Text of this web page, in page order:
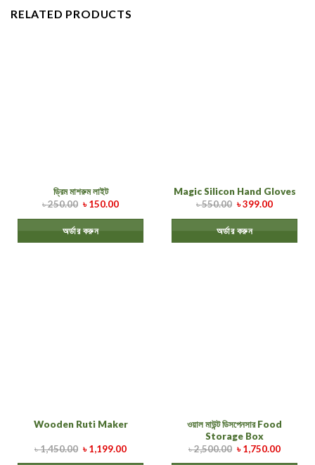
RELATED PRODUCTS
ড্রিম মাশরুম লাইট
৳250.00 ৳150.00
অর্ডার করুন
Magic Silicon Hand Gloves
৳550.00 ৳399.00
অর্ডার করুন
Wooden Ruti Maker
৳1,450.00 ৳1,199.00
ওয়াল মাউন্ট ডিসপেনসার Food
Storage Box
৳2,500.00 ৳1,750.00